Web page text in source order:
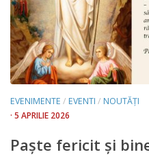
EVENIMENTE / EVENTI / NOUTĂȚI
· 5 APRILIE 2026
Paște fericit și